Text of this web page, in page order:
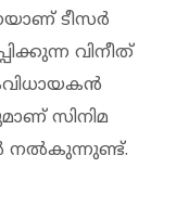
ടീസർ
വിനീത്
സിനിമ
നൽകുന്നുണ്ട്.